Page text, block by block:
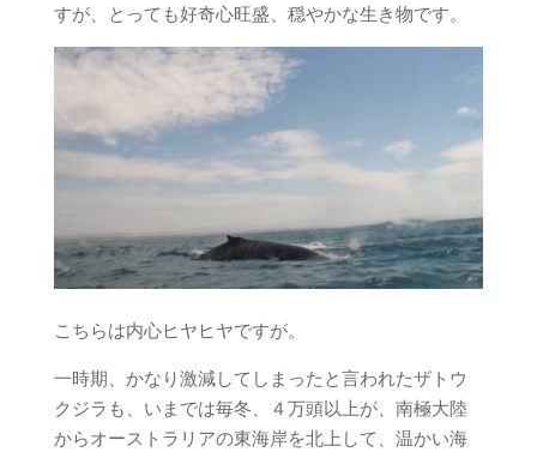
すが、とっても好奇心旺盛、穏やかな生き物です。
こちらは内心ヒヤヒヤですが。
一時期、かなり激減してしまったと言われたザトウ
クジラも、いまでは毎冬、４万頭以上が、南極大陸
からオーストラリアの東海岸を北上して、温かい海